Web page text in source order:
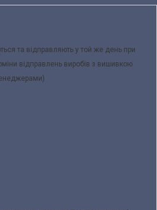
та відправляють у той же день при
відправлень виробів з вишивкою